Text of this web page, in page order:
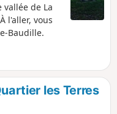
de La
l'aller, vous
Baudille.
les Terres